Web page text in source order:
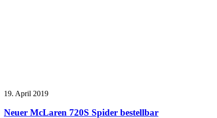
19. April 2019
Neuer McLaren 720S Spider bestellbar